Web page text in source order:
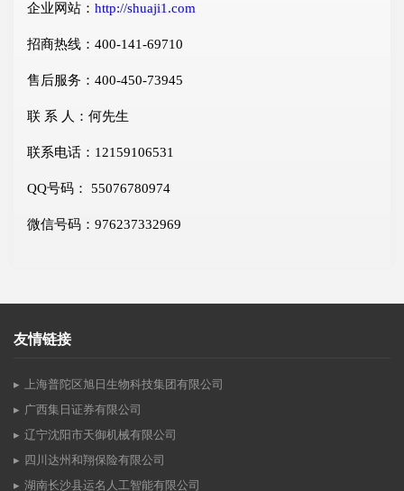
企业网站： http://shuaji1.com
招商热线：400-141-69710
售后服务：400-450-73945
联 系 人：何先生
联系电话：12159106531
QQ号码： 55076780974
微信号码：976237332969
友情链接
上海普陀区旭日生物科技集团有限公司
广西集日证券有限公司
辽宁沈阳市天御机械有限公司
四川达州和翔保险有限公司
湖南长沙县运名人工智能有限公司